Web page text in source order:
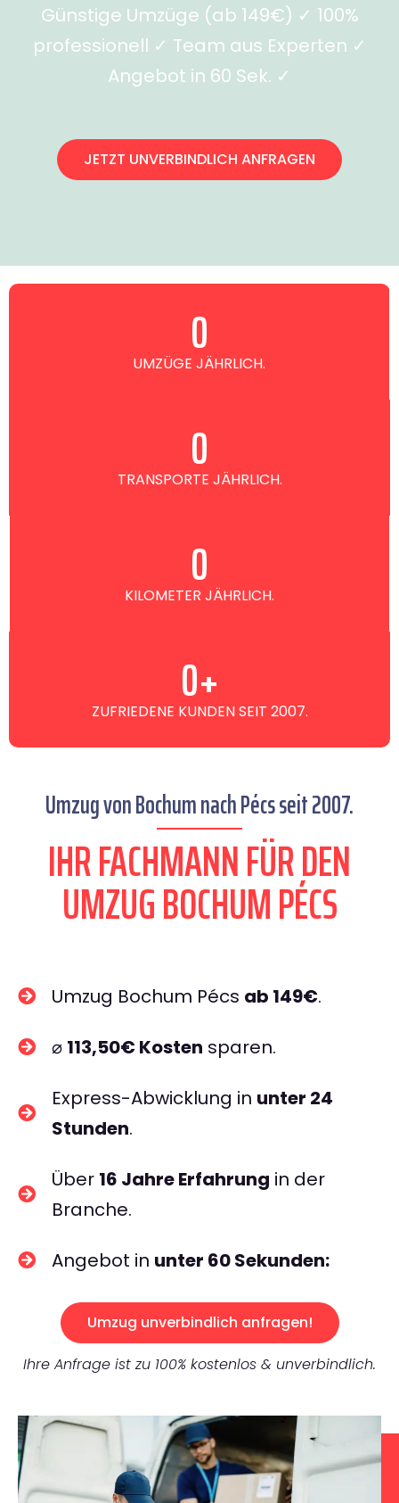
Günstige Umzüge (ab 149€) ✓ 100%
professionell ✓ Team aus Experten ✓
Angebot in 60 Sek. ✓
JETZT UNVERBINDLICH ANFRAGEN
UMZÜGE JÄHRLICH.
0
TRANSPORTE JÄHRLICH.
0
KILOMETER JÄHRLICH.
0
ZUFRIEDENE KUNDEN SEIT 2007.
0+
Umzug von Bochum nach Pécs seit 2007.
IHR FACHMANN FÜR DEN
UMZUG BOCHUM PÉCS
Umzug Bochum Pécs ab 149€.
⌀ 113,50€ Kosten sparen.
Express-Abwicklung in unter 24
Stunden.
Über 16 Jahre Erfahrung in der
Branche.
Angebot in unter 60 Sekunden:
Umzug unverbindlich anfragen!
Ihre Anfrage ist zu 100% kostenlos & unverbindlich.